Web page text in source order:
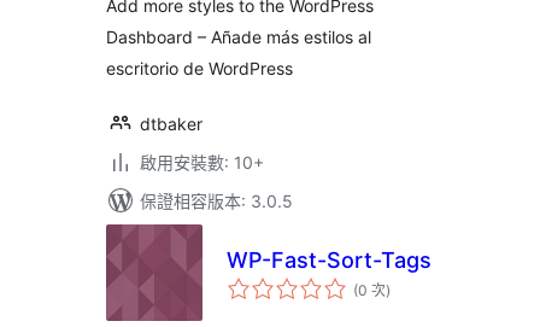
Add more styles to the WordPress
Dashboard – Añade más estilos al
escritorio de WordPress
dtbaker
啟用安裝數: 10+
保證相容版本: 3.0.5
WP-Fast-Sort-Tags
(0 次評
分)